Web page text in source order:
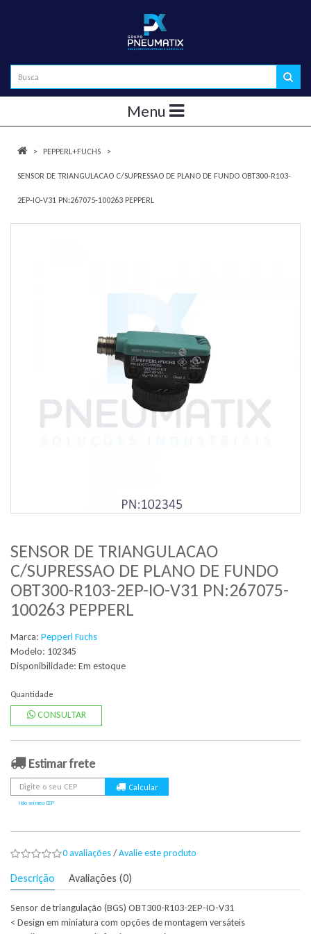
Menu
PEPPERL+FUCHS
SENSOR DE TRIANGULACAO C/SUPRESSAO DE PLANO DE FUNDO OBT300-R103-
2EP-IO-V31 PN:267075-100263 PEPPERL
SENSOR DE TRIANGULACAO
C/SUPRESSAO DE PLANO DE FUNDO
OBT300-R103-2EP-IO-V31 PN:267075-
100263 PEPPERL
Marca: Pepperl Fuchs
Modelo: 102345
Disponibilidade: Em estoque
Quantidade
CONSULTAR
Estimar frete
Não sei meu CEP
0 avaliações/Avalie este produto
Descrição Avaliações (0)
Sensor de triangulação (BGS) OBT300-R103-2EP-IO-V31
< Design em miniatura com opções de montagem versáteis